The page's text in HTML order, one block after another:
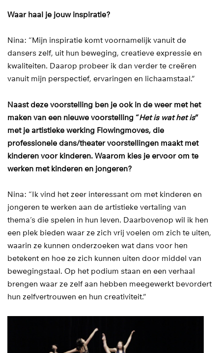
Waar haal je jouw inspiratie?
Nina: “Mijn inspiratie komt voornamelijk vanuit de
dansers zelf, uit hun beweging, creatieve expressie en
kwaliteiten. Daarop probeer ik dan verder te creëren
vanuit mijn perspectief, ervaringen en lichaamstaal.”
Naast deze voorstelling ben je ook in de weer met het
maken van een nieuwe voorstelling “Het is wat het is”
met je artistieke werking Flowingmoves, die
professionele dans/theater voorstellingen maakt met
kinderen voor kinderen. Waarom kies je ervoor om te
werken met kinderen en jongeren?
Nina: “Ik vind het zeer interessant om met kinderen en
jongeren te werken aan de artistieke vertaling van
thema’s die spelen in hun leven. Daarbovenop wil ik hen
een plek bieden waar ze zich vrij voelen om zich te uiten,
waarin ze kunnen onderzoeken wat dans voor hen
betekent en hoe ze zich kunnen uiten door middel van
bewegingstaal. Op het podium staan en een verhaal
brengen waar ze zelf aan hebben meegewerkt bevordert
hun zelfvertrouwen en hun creativiteit.”